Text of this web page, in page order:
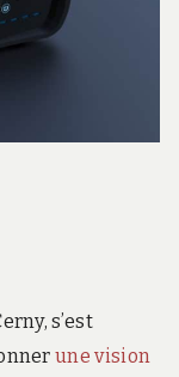
s’est
une vision